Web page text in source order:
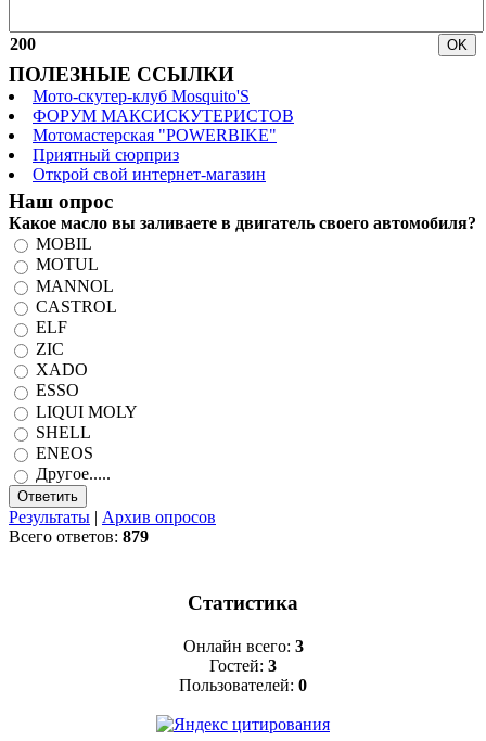
200
ПОЛЕЗНЫЕ ССЫЛКИ
Мото-скутер-клуб Mosquito'S
ФОРУМ МАКСИСКУТЕРИСТОВ
Мотомастерская "POWERBIKE"
Приятный сюрприз
Открой свой интернет-магазин
Наш опрос
Какое масло вы заливаете в двигатель своего автомобиля?
MOBIL
MOTUL
MANNOL
CASTROL
ELF
ZIC
XADO
ESSO
LIQUI MOLY
SHELL
ENEOS
Другое.....
Результаты | Архив опросов
Всего ответов: 879
Статистика
Онлайн всего: 3
Гостей: 3
Пользователей: 0